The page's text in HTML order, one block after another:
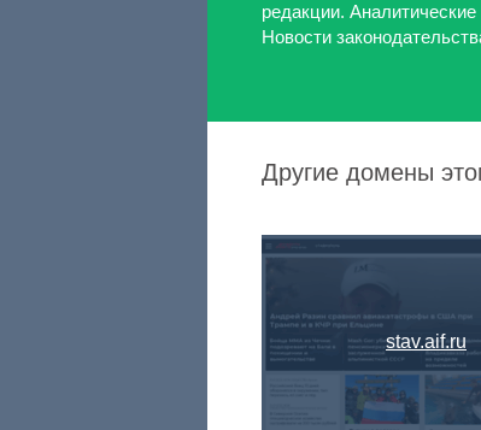
редакции.
Новости
Другие домены
stav.aif.ru